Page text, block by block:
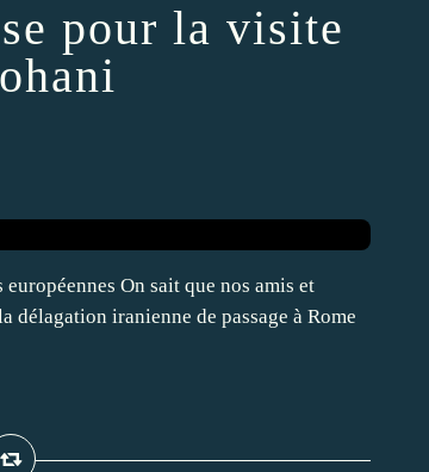
pour la visite
On sait que nos amis et
iranienne de passage à Rome